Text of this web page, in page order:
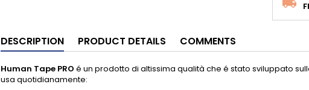
DESCRIPTION PRODUCT DETAILS COMMENTS
Human Tape PRO é un prodotto di altissima qualità che é stato sviluppato
usa quotidianamente: